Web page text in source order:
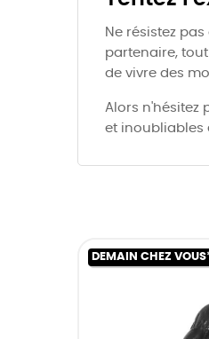
Ne résistez
partenaire,
de vivre des
Alors n'hésitez
et inoubliables
DEMAIN CHEZ